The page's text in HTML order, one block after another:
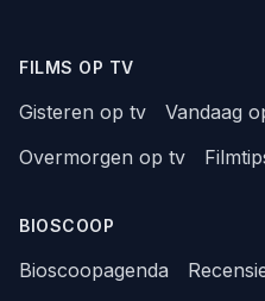
FILMS OP TV
Gisteren op tv Vandaag
Overmorgen op tv
BIOSCOOP
Bioscoopagenda